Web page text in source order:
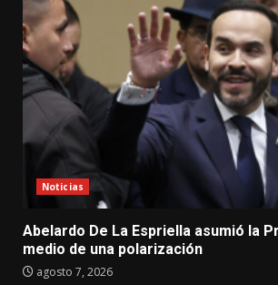
Noticias
Abelardo De La Espriella asumió la
medio de una polarización
agosto 7, 2026